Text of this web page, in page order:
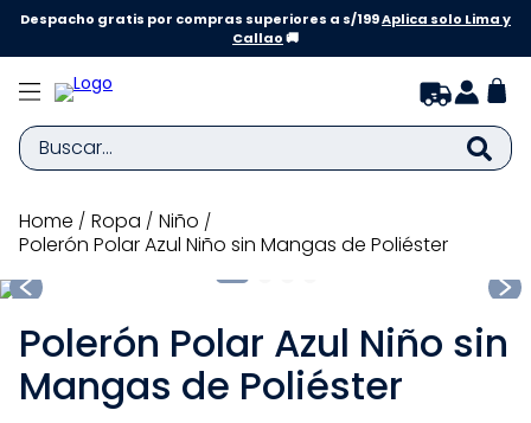
Despacho gratis por compras superiores a s/199Aplica solo Lima y
Callao🚚
Buscar...
ropa
niño
Polerón Polar Azul Niño sin Mangas de Poliéster
Polerón Polar Azul Niño sin
Mangas de Poliéster
TÉRMINOS MÁS BUSCADOS
1.
zapatillas niña
2.
3.
medias
4
sandalias